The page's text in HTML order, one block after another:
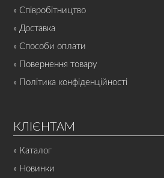
» Співробітництво
» Доставка
» Способи оплати
» Повернення товару
» Політика конфіденційності
КЛІЄНТАМ
» Каталог
» Новинки